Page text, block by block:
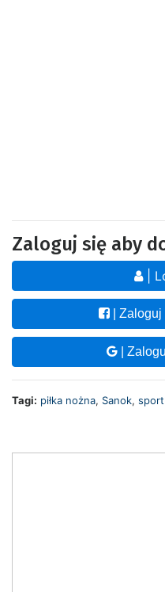
Zaloguj się aby
|
|
|
Tagi: piłka nożna, Sanok, sport